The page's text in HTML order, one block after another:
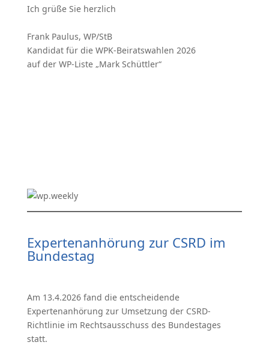
Ich grüße Sie herzlich
Frank Paulus, WP/StB
Kandidat für die WPK-Beiratswahlen 2026
auf der WP-Liste „Mark Schüttler“
Expertenanhörung zur CSRD im
Bundestag
Am 13.4.2026 fand die entscheidende
Expertenanhörung zur Umsetzung der CSRD-
Richtlinie im Rechtsausschuss des Bundestages
statt.